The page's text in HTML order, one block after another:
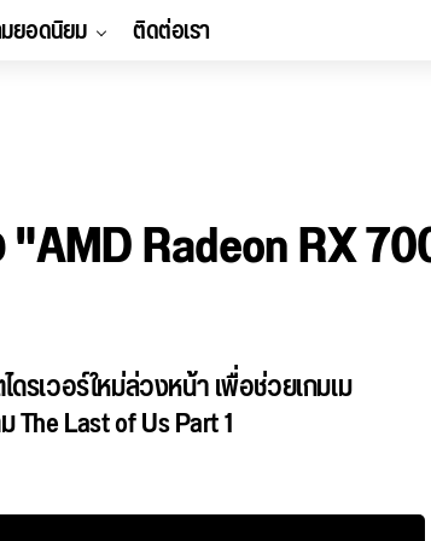
ยอดนิยม ติดต่อเรา
Radeon RX
รเวอร์ใหม่ล่วงหน้า เพื่อช่วยเกมเม
Last of Us Part 1